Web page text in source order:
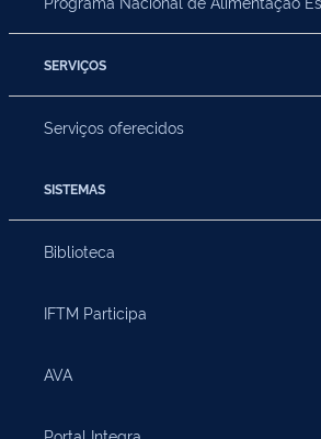
SERVIÇOS
Serviços oferecidos
SISTEMAS
Biblioteca
IFTM Participa
AVA